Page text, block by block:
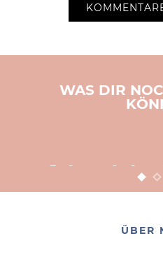
WAS DIR
POSTED ON
ÜBER